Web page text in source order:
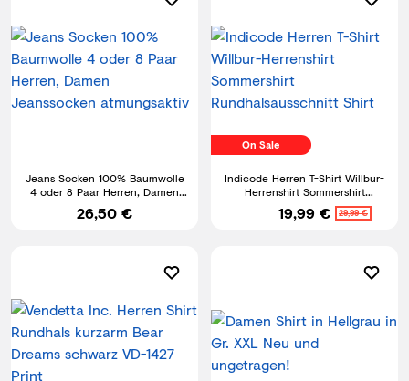
Jeans Socken 100% Baumwolle
4 oder 8 Paar Herren, Damen
Jeanssocken atmungsaktiv
26,50 €
On Sale
Indicode Herren T-Shirt Willbur-
Herrenshirt Sommershirt
Rundhalsausschnitt Shirt
19,99 € 29,99 €